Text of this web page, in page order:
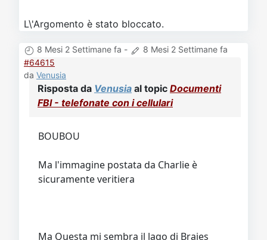
L\'Argomento è stato bloccato.
8 Mesi 2 Settimane fa -
8 Mesi 2 Settimane fa
#64615
da Venusia
Risposta da Venusia al topic Documenti
FBI - telefonate con i cellulari
BOUBOU
Ma l'immagine postata da Charlie è
sicuramente veritiera
Ma Questa mi sembra il lago di Braies